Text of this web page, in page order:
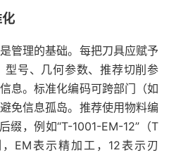
管理的基础。每把刀具应赋予
型号、几何参数、推荐切削参
息。标准化编码可跨部门（如
免信息孤岛。推荐使用物料编
缀，例如“T-1001-EM-12”（T
EM表示精加工，12表示刃